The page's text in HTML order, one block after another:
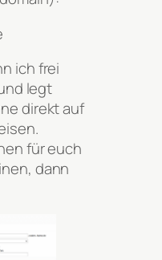
ich frei
legt
direkt auf
für euch
dann